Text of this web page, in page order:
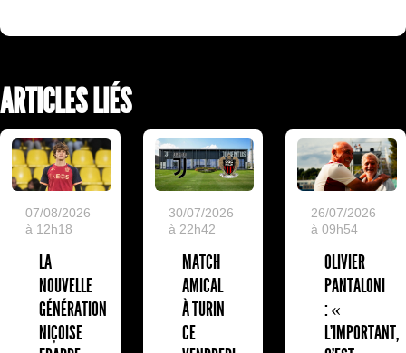
ARTICLES LIÉS
07/08/2026
à 12h18
LA
NOUVELLE
GÉNÉRATION
NIÇOISE
30/07/2026
à 22h42
MATCH
AMICAL
À TURIN
CE
26/07/2026
à 09h54
OLIVIER
PANTALONI
: «
L'IMPORTANT,